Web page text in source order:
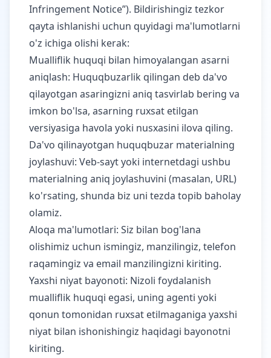
Infringement Notice”). Bildirishingiz tezkor
qayta ishlanishi uchun quyidagi ma'lumotlarni
o'z ichiga olishi kerak:
Mualliflik huquqi bilan himoyalangan asarni
aniqlash: Huquqbuzarlik qilingan deb da'vo
qilayotgan asaringizni aniq tasvirlab bering va
imkon bo'lsa, asarning ruxsat etilgan
versiyasiga havola yoki nusxasini ilova qiling.
Da'vo qilinayotgan huquqbuzar materialning
joylashuvi: Veb-sayt yoki internetdagi ushbu
materialning aniq joylashuvini (masalan, URL)
ko'rsating, shunda biz uni tezda topib baholay
olamiz.
Aloqa ma'lumotlari: Siz bilan bog'lana
olishimiz uchun ismingiz, manzilingiz, telefon
raqamingiz va email manzilingizni kiriting.
Yaxshi niyat bayonoti: Nizoli foydalanish
mualliflik huquqi egasi, uning agenti yoki
qonun tomonidan ruxsat etilmaganiga yaxshi
niyat bilan ishonishingiz haqidagi bayonotni
kiriting.